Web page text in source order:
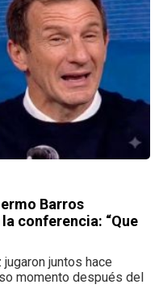
Barros
conferencia: “Que
juntos hace
momento después del